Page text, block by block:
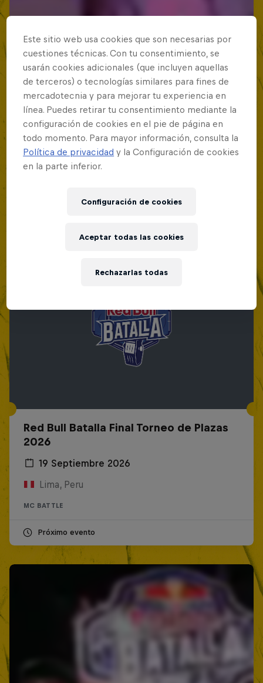
Red Bull Batalla Final Torneo de Plazas
2026
19 Septiembre 2026
Lima, Peru
MC BATTLE
Próximo evento
Este sitio web usa cookies que son necesarias por
cuestiones técnicas. Con tu consentimiento, se
usarán cookies adicionales (que incluyen aquellas
de terceros) o tecnologías similares para fines de
mercadotecnia y para mejorar tu experiencia en
línea. Puedes retirar tu consentimiento mediante la
configuración de cookies en el pie de página en
todo momento. Para mayor información, consulta la
Política de privacidad y la Configuración de cookies
en la parte inferior.
Configuración de cookies
Rechazarlas todas
Aceptar todas las cookies